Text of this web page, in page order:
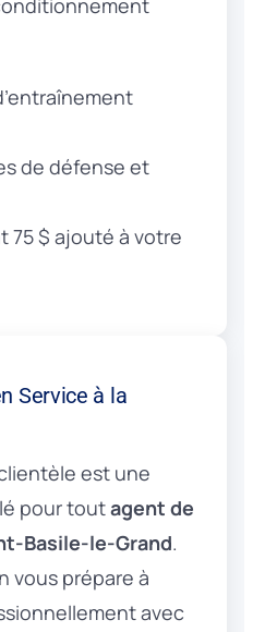
de défense et
75 $ ajouté à votre
Service à la
est une
pour toutagent de
Basile-le-Grand.
vous prépare à
avec